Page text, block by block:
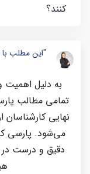
کنند؟
"این مطلب با
به دلیل اهمیت
تمامی مطالب
نهایی
می‌شود. پارسی
دقیق و درست در